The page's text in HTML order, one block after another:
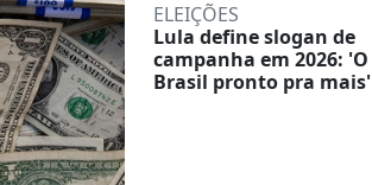
ELEIÇÕES
Lula define slogan de
campanha em 2026: 'O
Brasil pronto pra mais'